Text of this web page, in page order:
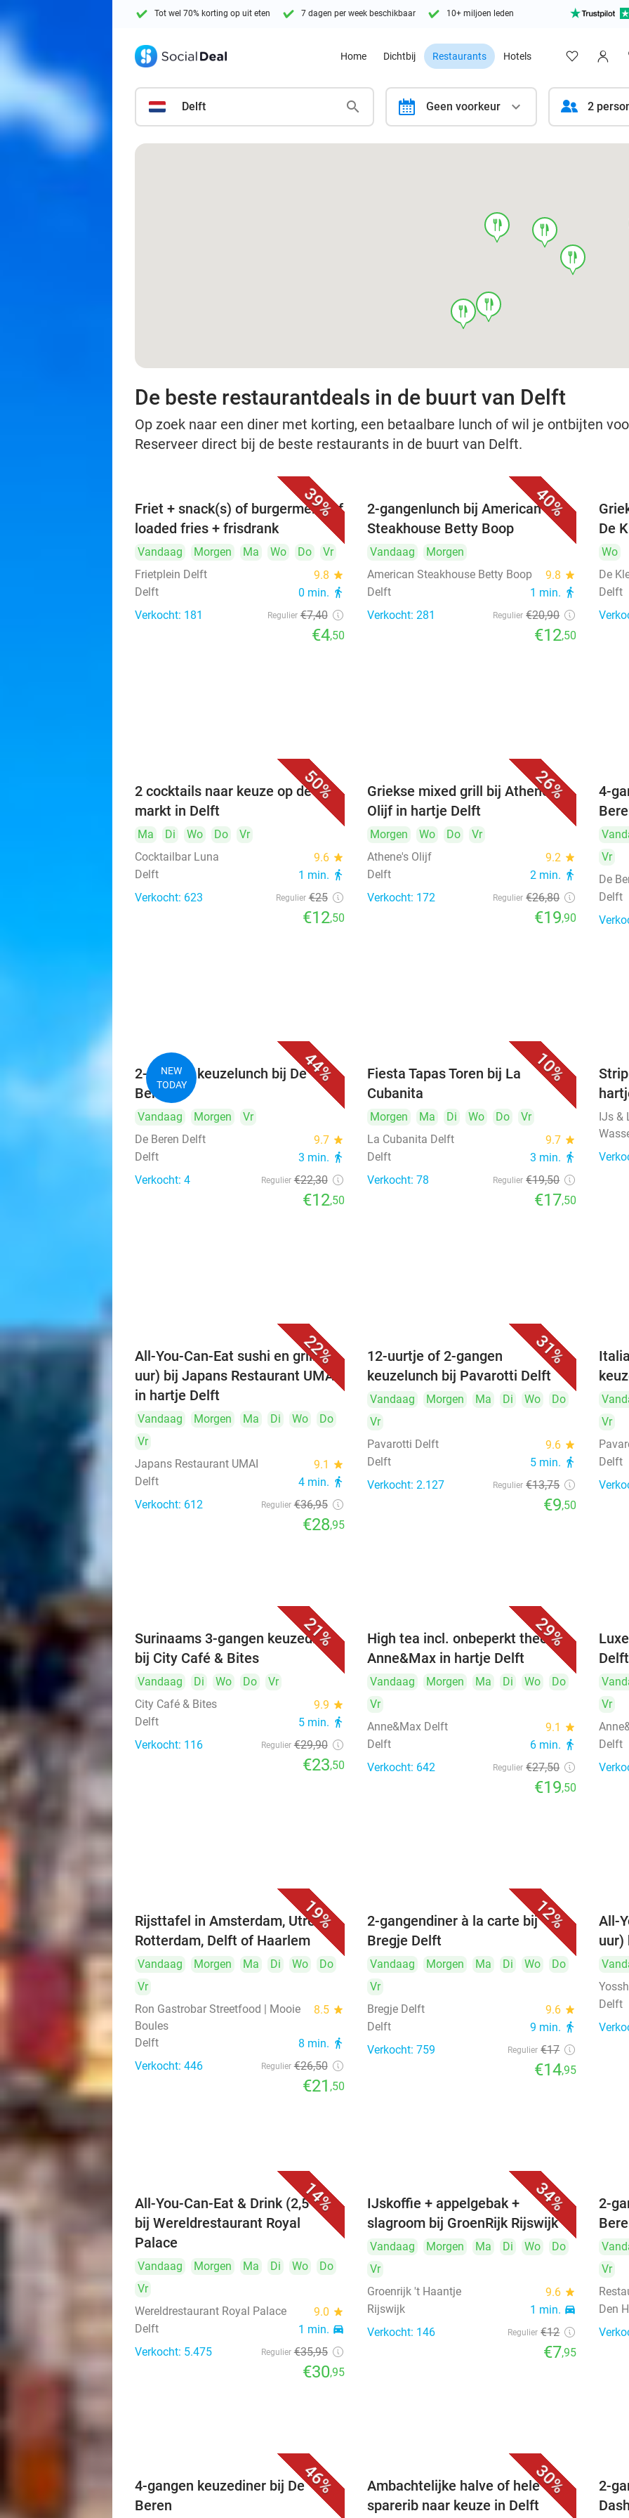
Tot wel 70% korting op uit eten 7 dagen per week beschikbaar 10+ miljoen leden
Home Dichtbij Restaurants Hotels
Delft calendar Geen voorkeur 2
food
food
food
food
food
De beste restaurantdeals in de buurt van Delft
Op zoek naar een diner met korting, een betaalbare lunch of wil je ontbijten
Reserveer direct bij de beste restaurants in de buurt van Delft.
39%
Friet + snack(s) of burgermenu of
loaded fries + frisdrank
Vandaag Morgen Ma Wo Do
Vr
Frietplein Delft
9.8 star
Delft 0 min. directions_walk
Verkocht: 181 Regulier €7,40
€4,50
40%
2-gangenlunch bij American
Steakhouse Betty Boop
Vandaag
Morgen
American Steakhouse Betty Boop
9.8 star
Delft 1 min. directions_walk
Verkocht: 281 Regulier €20,90
€12,50
De
Wo
De
Delft
50%
2 cocktails naar keuze op de
markt in Delft
Ma Di Wo Do
Vr
Cocktailbar Luna
9.6 star
Delft 1 min. directions_walk
Verkocht: 623 Regulier €25
€12,50
26%
Griekse mixed grill bij Athene's
Olijf in hartje Delft
Morgen Wo Do
Vr
Athene's Olijf
9.2 star
Delft 2 min. directions_walk
Verkocht: 172 Regulier €26,80
€19,90
4-
Vr
De
Delft
44%
NEW
TODAY
2-gangen keuzelunch bij De
Beren
Vandaag Morgen
Vr
De Beren Delft
9.7 star
Delft 3 min. directions_walk
Verkocht: 4 Regulier €22,30
€12,50
10%
Fiesta Tapas Toren bij La
Cubanita
Morgen Ma Di Wo Do
Vr
La Cubanita Delft
9.7 star
Delft 3 min. directions_walk
Verkocht: 78 Regulier €19,50
€17,50
IJs &
22%
All-You-Can-Eat sushi en grill (3
uur) bij Japans Restaurant UMAI
in hartje Delft
Vandaag Morgen Ma Di Wo
Do
Vr
Japans Restaurant UMAI
9.1 star
Delft 4 min. directions_walk
Verkocht: 612 Regulier €36,95
€28,95
31%
12-uurtje of 2-gangen
keuzelunch bij Pavarotti Delft
Vandaag Morgen Ma Di Wo
Do
Vr
Pavarotti Delft
9.6 star
Delft 5 min. directions_walk
Verkocht: 2.127 Regulier €13,75
€9,50
Vr
Delft
21%
Surinaams 3-gangen keuzediner
bij City Café & Bites
Vandaag Di Wo Do
Vr
City Café & Bites
9.9 star
Delft 5 min. directions_walk
Verkocht: 116 Regulier €29,90
€23,50
29%
High tea incl. onbeperkt thee bij
Anne&Max in hartje Delft
Vandaag Morgen Ma Di Wo
Do
Vr
Anne&Max Delft
9.1 star
Delft 6 min. directions_walk
Verkocht: 642 Regulier €27,50
€19,50
Delft
Vr
Delft
19%
Rijsttafel in Amsterdam, Utrecht,
Rotterdam, Delft of Haarlem
Vandaag Morgen Ma Di Wo
Do
Vr
Ron Gastrobar Streetfood | Mooie
Boules
8.5 star
Delft 8 min. directions_walk
Verkocht: 446 Regulier €26,50
€21 ,50
12%
2-gangendiner à la carte bij
Bregje Delft
Vandaag Morgen Ma Di Wo
Do
Vr
Bregje Delft
9.6 star
Delft 9 min. directions_walk
Verkocht: 759 Regulier €17
€14,95
All-
uur)
Delft
14%
All-You-Can-Eat & Drink (2,5 uur)
bij Wereldrestaurant Royal
Palace
Vandaag Morgen Ma Di Wo
Do
Vr
Wereldrestaurant Royal Palace
9.0 star
Delft 1 min. directions_car
Verkocht: 5.475 Regulier €35,95
€30,95
34%
IJskoffie + appelgebak +
slagroom bij GroenRijk Rijswijk
Vandaag Morgen Ma Di Wo
Do
Vr
Groenrijk 't Haantje
9.6 star
Rijswijk 1 min. directions_car
Verkocht: 146 Regulier €12
€7,95
2-
Vr
Den
46%
4-gangen keuzediner bij De
Beren
30%
Ambachtelijke halve of hele
sparerib naar keuze in Delft
2-